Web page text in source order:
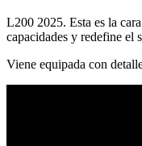
L200 2025. Esta es la
capacidades y redefine el
Viene equipada con